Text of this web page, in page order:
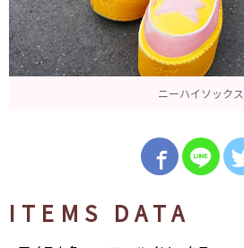
ニーハイソックス
ITEMS DATA